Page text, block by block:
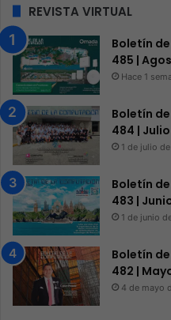
REVISTA VIRTUAL
Boletín
485 |
Hace 1
Boletín
484 |
1 de julio
Boletín
483 |
1 de junio
Boletín
482 |
4 de mayo